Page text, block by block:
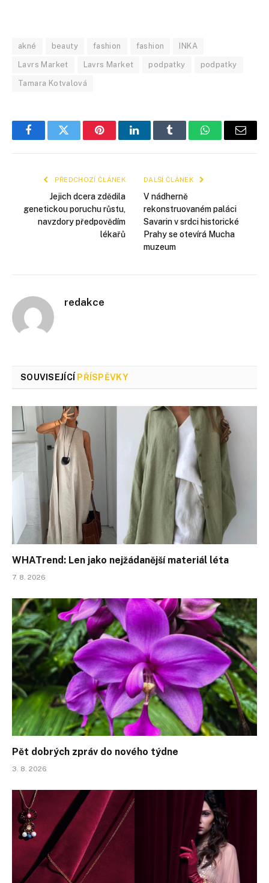
akné beauty fashion fashion INKA
Lavrs Market Lavrs Market podpatky podpatky
Tamara Kotvalová
FacebookTwitter PinterestLinkedInTumblr WhatsApp
E-
PŘEDCHOZÍ ČLÁNEK
Jejich dcera zdědila
genetickou poruchu růstu,
navzdory předpovědím
lékařů
DALŠÍ ČLÁNEK
V nádherně
rekonstruovaném paláci
Savarin v srdci historické
Prahy se otevírá Mucha
muzeum
redakce
SOUVISEJÍCÍ PŘÍSPĚVKY
WHATrend: Len jako nejžádanější materiál léta
7. 8. 2026
Pět dobrých zpráv do nového týdne
3. 8. 2026